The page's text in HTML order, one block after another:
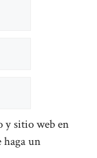
y sitio web en
haga un